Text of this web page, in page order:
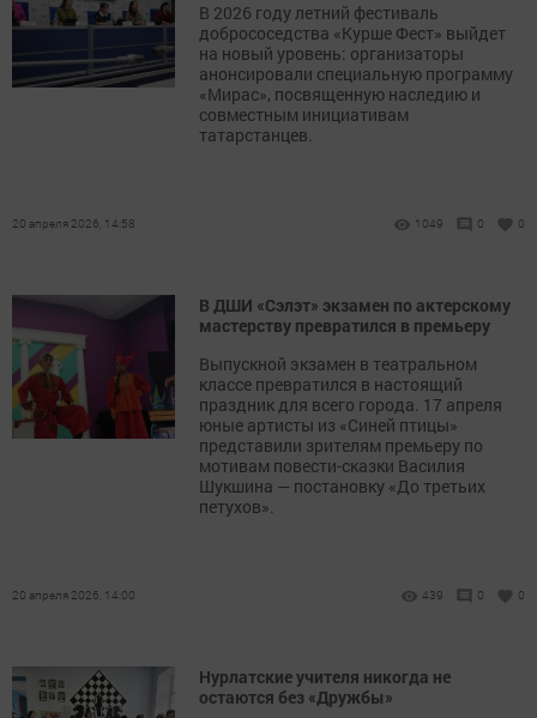
В 2026 году летний фестиваль
добрососедства «Курше Фест» выйдет
на новый уровень: организаторы
анонсировали специальную программу
«Мирас», посвященную наследию и
совместным инициативам
татарстанцев.
20 апреля 2026, 14:58 1049 0 0
В ДШИ «Сэлэт» экзамен по актерскому
мастерству превратился в премьеру
Выпускной экзамен в театральном
классе превратился в настоящий
праздник для всего города. 17 апреля
юные артисты из «Синей птицы»
представили зрителям премьеру по
мотивам повести-сказки Василия
Шукшина — постановку «До третьих
петухов».
20 апреля 2026, 14:00 439 0 0
Нурлатские учителя никогда не
остаются без «Дружбы»